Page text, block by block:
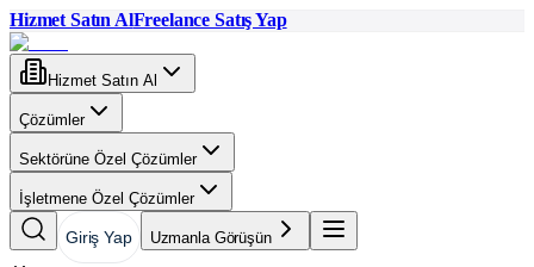
Hizmet Satın AlFreelance Satış Yap
Hizmet Satın Al
Çözümler
Sektörüne Özel Çözümler
İşletmene Özel Çözümler
Giriş Yap Uzmanla Görüşün